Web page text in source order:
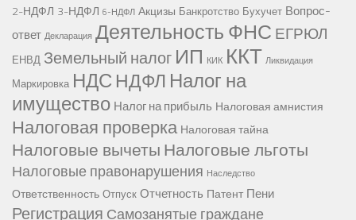
2-НДФЛ 3-НДФЛ 6-НДФЛ Акцизы Банкротство Бухучет Вопрос-
ответ Декларация Деятельность ФНС ЕГРЮЛ
ЕНВД Земельный налог ИП КИК ККТ Ликвидация
Маркировка НДС НДФЛ Налог на
имущество Налог на прибыль Налоговая амнистия
Налоговая проверка Налоговая тайна
Налоговые вычетыНалоговые льготы
Налоговые правонарушения Наследство
Ответственность Отпуск Отчетность Патент Пени
Регистрация Самозанятые граждане